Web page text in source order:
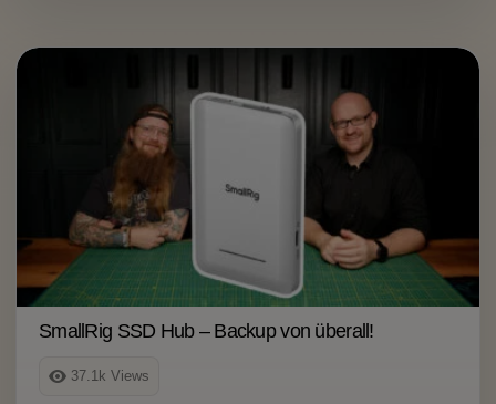
37.1k Views
SmallRig SSD Hub – Backup von überall!